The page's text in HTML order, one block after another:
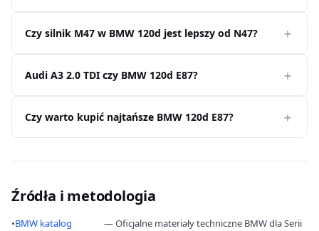
Czy silnik M47 w BMW 120d jest lepszy od N47?
Audi A3 2.0 TDI czy BMW 120d E87?
Czy warto kupić najtańsze BMW 120d E87?
Źródła i metodologia
•BMW katalog
— Oficjalne materiały techniczne BMW dla Serii